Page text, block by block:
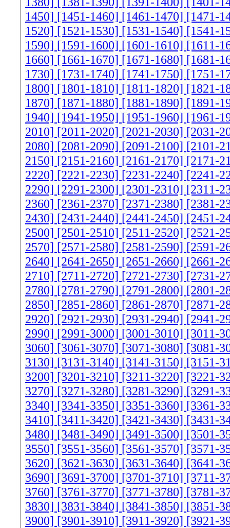
1450] [1451-1460] [1461-1470] [1471-
1520] [1521-1530] [1531-1540] [1541-
1590] [1591-1600] [1601-1610] [1611-
1660] [1661-1670] [1671-1680] [1681-
1730] [1731-1740] [1741-1750] [1751-
1800] [1801-1810] [1811-1820] [1821-
1870] [1871-1880] [1881-1890] [1891-
1940] [1941-1950] [1951-1960] [1961-
2010] [2011-2020] [2021-2030] [2031-
2080] [2081-2090] [2091-2100] [2101-
2150] [2151-2160] [2161-2170] [2171-
2220] [2221-2230] [2231-2240] [2241-
2290] [2291-2300] [2301-2310] [2311-
2360] [2361-2370] [2371-2380] [2381-
2430] [2431-2440] [2441-2450] [2451-
2500] [2501-2510] [2511-2520] [2521-
2570] [2571-2580] [2581-2590] [2591-
2640] [2641-2650] [2651-2660] [2661-
2710] [2711-2720] [2721-2730] [2731-
2780] [2781-2790] [2791-2800] [2801-
2850] [2851-2860] [2861-2870] [2871-
2920] [2921-2930] [2931-2940] [2941-
2990] [2991-3000] [3001-3010] [3011-
3060] [3061-3070] [3071-3080] [3081-
3130] [3131-3140] [3141-3150] [3151-
3200] [3201-3210] [3211-3220] [3221-
3270] [3271-3280] [3281-3290] [3291-
3340] [3341-3350] [3351-3360] [3361-
3410] [3411-3420] [3421-3430] [3431-
3480] [3481-3490] [3491-3500] [3501-
3550] [3551-3560] [3561-3570] [3571-
3620] [3621-3630] [3631-3640] [3641-
3690] [3691-3700] [3701-3710] [3711-
3760] [3761-3770] [3771-3780] [3781-
3830] [3831-3840] [3841-3850] [3851-
3900] [3901-3910] [3911-3920] [3921-